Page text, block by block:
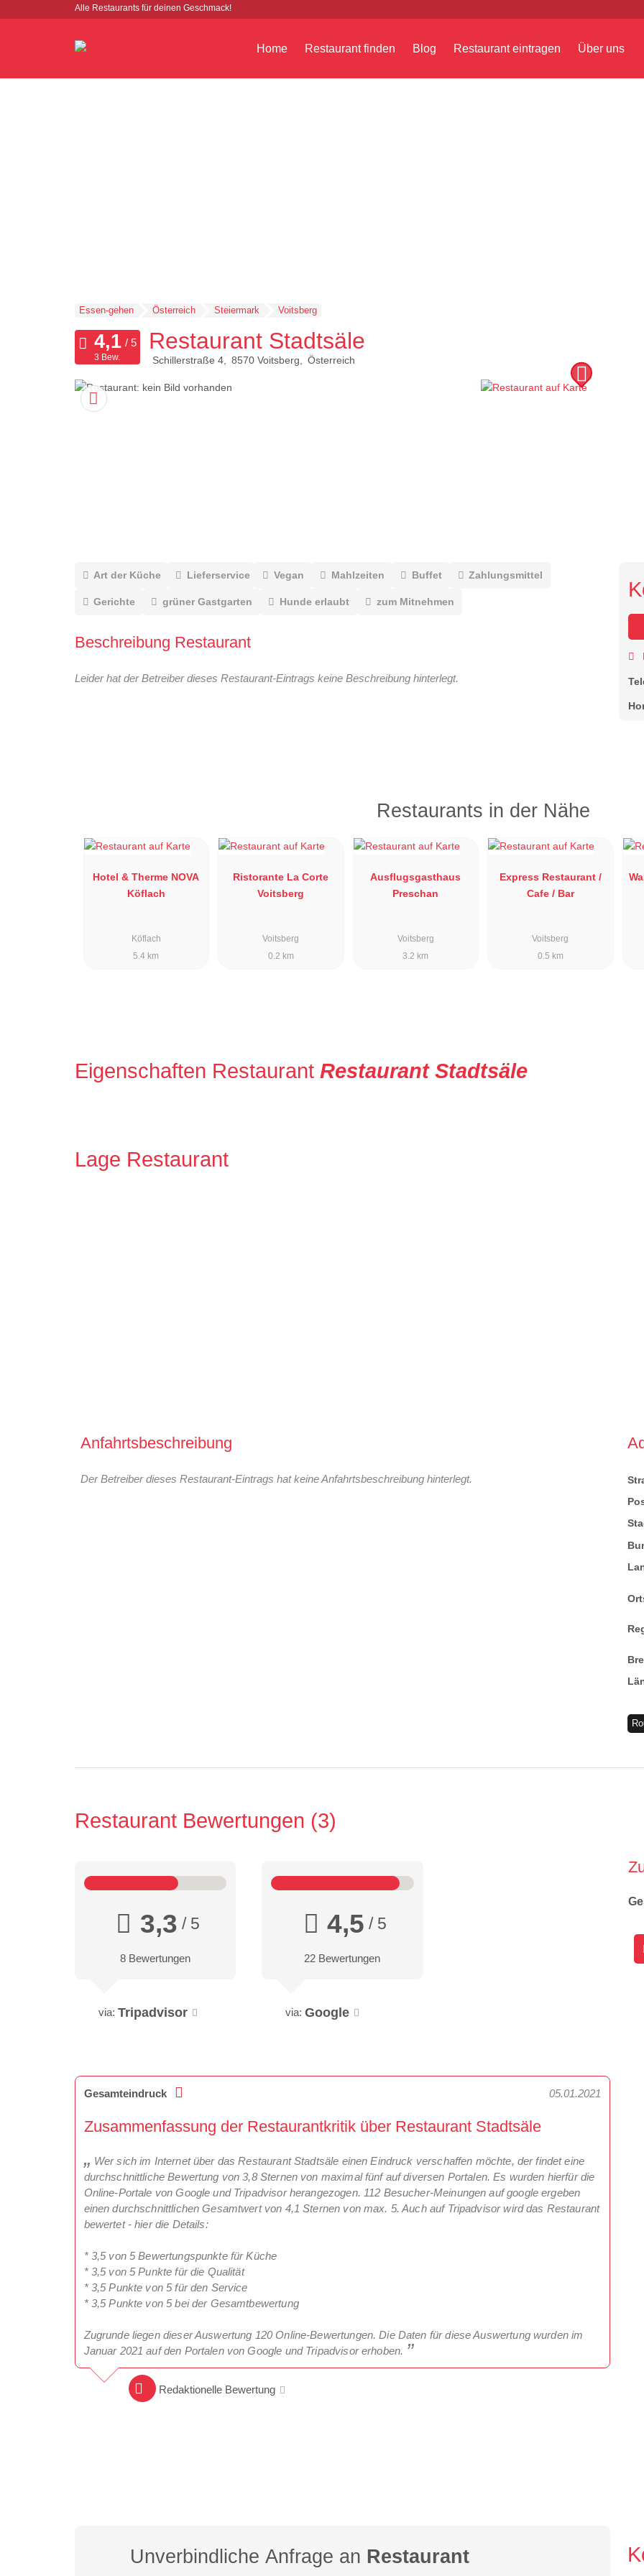
Alle Restaurants für deinen Geschmack!
Home Restaurant finden Blog Restaurant eintragen Über uns
Essen-gehen Österreich Steiermark Voitsberg
Restaurant Stadtsäle
Schillerstraße 4 8570 Voitsberg Österreich
3 Bew.
Art der Küche Lieferservice Vegan Mahlzeiten Buffet Zahlungsmittel
Gerichte grüner Gastgarten Hunde erlaubt zum Mitnehmen
Beschreibung Restaurant
Leider hat der Betreiber dieses Restaurant-Eintrags keine Beschreibung hinterlegt.
Restaurants in der Nähe
Hotel & Therme NOVA
Köflach
Köflach
5.4 km
Ristorante La Corte
Voitsberg
Voitsberg
0.2 km
Ausflugsgasthaus
Preschan
Voitsberg
3.2 km
Express Restaurant /
Cafe / Bar
Voitsberg
0.5 km
Eigenschaften Restaurant Restaurant Stadtsäle
Lage Restaurant
Anfahrtsbeschreibung
Der Betreiber dieses Restaurant-Eintrags hat keine Anfahrtsbeschreibung hinterlegt.
Restaurant Bewertungen 3
3,3 / 5
8 Bewertungen
via: Tripadvisor
4,5 / 5
22 Bewertungen
via: Google
Gesamteindruck 05.01.2021
Zusammenfassung der Restaurantkritik über Restaurant Stadtsäle
Wer sich im Internet über das Restaurant Stadtsäle einen Eindruck verschaffen möchte, der findet eine
durchschnittliche Bewertung von 3,8 Sternen von maximal fünf auf diversen Portalen. Es wurden hierfür die
Online-Portale von Google und Tripadvisor herangezogen. 112 Besucher-Meinungen auf google ergeben
einen durchschnittlichen Gesamtwert von 4,1 Sternen von max. 5. Auch auf Tripadvisor wird das Restaurant
bewertet - hier die Details:
* 3,5 von 5 Bewertungspunkte für Küche
* 3,5 von 5 Punkte für die Qualität
* 3,5 Punkte von 5 für den Service
* 3,5 Punkte von 5 bei der Gesamtbewertung
Zugrunde liegen dieser Auswertung 120 Online-Bewertungen. Die Daten für diese Auswertung wurden im
Januar 2021 auf den Portalen von Google und Tripadvisor erhoben.
Redaktionelle Bewertung
Unverbindliche Anfrage an Restaurant